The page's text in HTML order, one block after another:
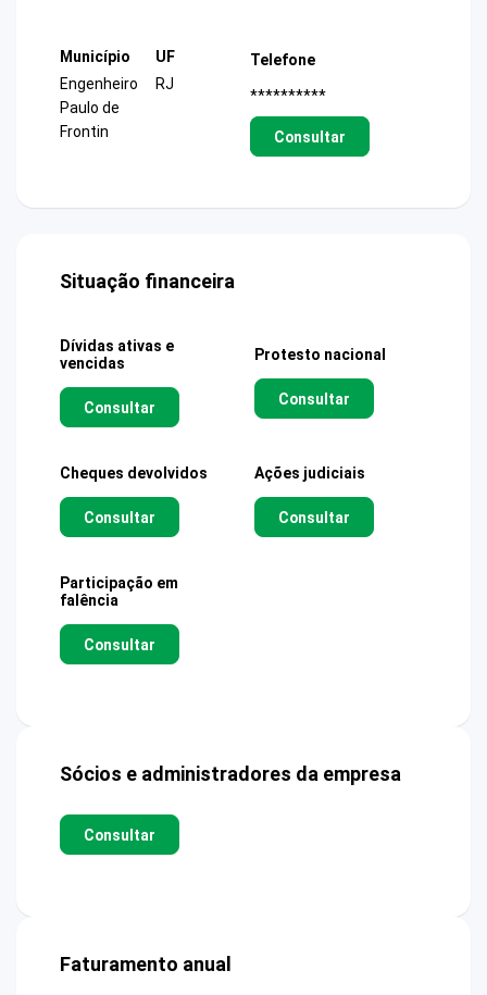
Município
Engenheiro
Paulo de
Frontin
UF
RJ
Telefone
**********
Consultar
Situação financeira
Dívidas ativas e
vencidas
Consultar
Protesto nacional
Consultar
Cheques devolvidos
Consultar
Ações judiciais
Consultar
Participação em
falência
Consultar
Sócios e administradores da empresa
Consultar
Faturamento anual